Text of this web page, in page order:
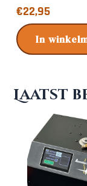
Prijs: 22,95
€22,95
In
Laatst